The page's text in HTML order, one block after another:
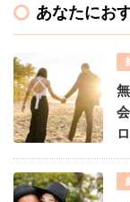
あなたにお